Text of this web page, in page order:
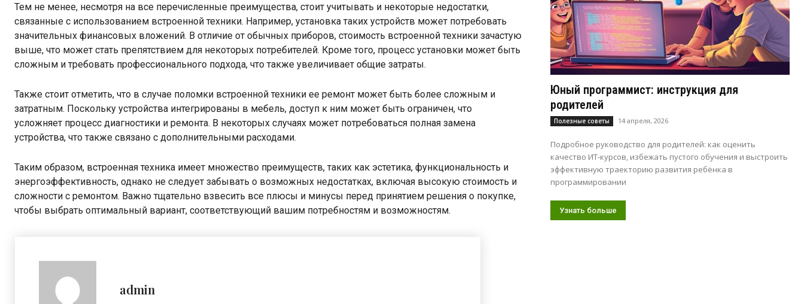
Тем не менее, несмотря на все перечисленные преимущества, стоит учитывать и некоторые недостатки,
связанные с использованием встроенной техники. Например, установка таких устройств может потребовать
значительных финансовых вложений. В отличие от обычных приборов, стоимость встроенной техники зачастую
выше, что может стать препятствием для некоторых потребителей. Кроме того, процесс установки может быть
сложным и требовать профессионального подхода, что также увеличивает общие затраты.
Также стоит отметить, что в случае поломки встроенной техники ее ремонт может быть более сложным и
затратным. Поскольку устройства интегрированы в мебель, доступ к ним может быть ограничен, что
усложняет процесс диагностики и ремонта. В некоторых случаях может потребоваться полная замена
устройства, что также связано с дополнительными расходами.
Таким образом, встроенная техника имеет множество преимуществ, таких как эстетика, функциональность и
энергоэффективность, однако не следует забывать о возможных недостатках, включая высокую стоимость и
сложности с ремонтом. Важно тщательно взвесить все плюсы и минусы перед принятием решения о покупке,
чтобы выбрать оптимальный вариант, соответствующий вашим потребностям и возможностям.
Юный программист: инструкция для
родителей
Полезные советы 14 апреля, 2026
Подробное руководство для родителей: как оценить
качество ИТ-курсов, избежать пустого обучения и выстроить
эффективную траекторию развития ребёнка в
программировании
Узнать больше
admin